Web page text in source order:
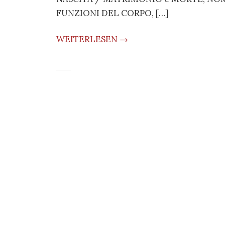
FUNZIONI DEL CORPO, […]
WEITERLESEN →